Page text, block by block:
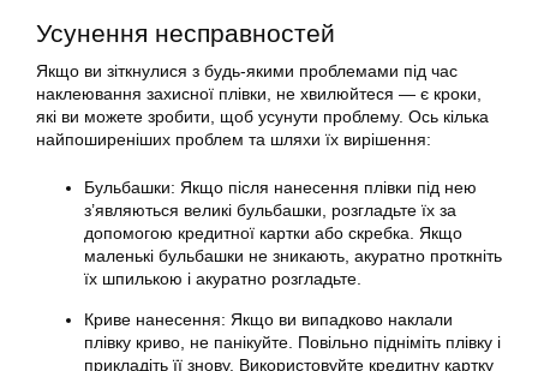
Усунення несправностей
Якщо ви зіткнулися з будь-якими проблемами під час
наклеювання захисної плівки, не хвилюйтеся — є кроки,
які ви можете зробити, щоб усунути проблему. Ось кілька
найпоширеніших проблем та шляхи їх вирішення:
Бульбашки: Якщо після нанесення плівки під нею
з’являються великі бульбашки, розгладьте їх за
допомогою кредитної картки або скребка. Якщо
маленькі бульбашки не зникають, акуратно проткніть
їх шпилькою і акуратно розгладьте.
Криве нанесення: Якщо ви випадково наклали
плівку криво, не панікуйте. Повільно підніміть плівку і
прикладіть її знову. Використовуйте кредитну картку